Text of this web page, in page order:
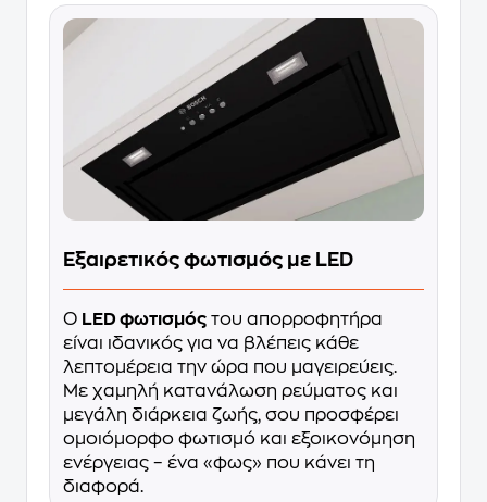
Εξαιρετικός φωτισμός με LED
Ο LED φωτισμός του απορροφητήρα
είναι ιδανικός για να βλέπεις κάθε
λεπτομέρεια την ώρα που μαγειρεύεις.
Με χαμηλή κατανάλωση ρεύματος και
μεγάλη διάρκεια ζωής, σου προσφέρει
ομοιόμορφο φωτισμό και εξοικονόμηση
ενέργειας – ένα «φως» που κάνει τη
διαφορά.